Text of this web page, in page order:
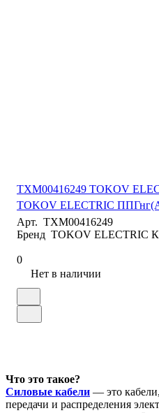
ТХМ00416249 TOKOV
TOKOV ELECTRIC
Арт. ТХМ00416249
Бренд TOKOV ELECTRIC
0
Нет в наличии
Что это такое?
Силовые кабели — это
передачи и распределения